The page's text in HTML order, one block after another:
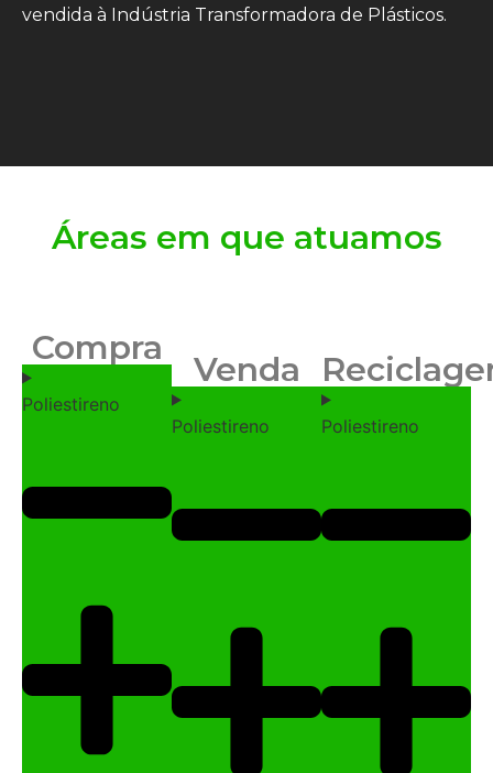
vendida à Indústria Transformadora de Plásticos.
Áreas em que atuamos
Compra
Poliestireno
Venda
Poliestireno Poliestireno